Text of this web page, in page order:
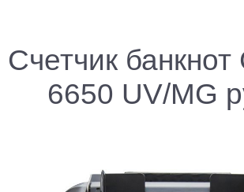
Счетчик
6650 UV/MG